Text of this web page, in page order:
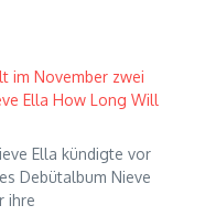
im November zwei
Ella How Long Will
Ella kündigte vor
Debütalbum Nieve
ihre